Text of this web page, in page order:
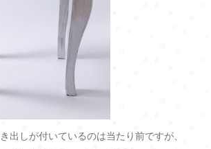
出しが付いているのは当たり前ですが、